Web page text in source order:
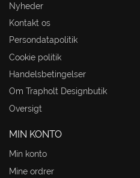
Nyheder
Kontakt os
Persondatapolitik
Cookie politik
Handelsbetingelser
Om Trapholt Designbutik
Oversigt
MIN KONTO
Min konto
Mine ordrer